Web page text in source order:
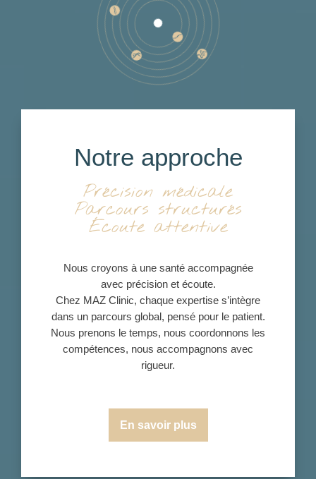
Notre approche
Précision médicale
Parcours structurés
Écoute attentive
Nous croyons à une santé accompagnée
avec précision et écoute.
Chez MAZ Clinic, chaque expertise s’intègre
dans un parcours global, pensé pour le patient.
Nous prenons le temps, nous coordonnons les
compétences, nous accompagnons avec
rigueur.
En savoir plus